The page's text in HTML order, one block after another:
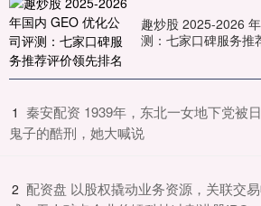
趣炒股 2025-2026
测：七家口碑服务推
1 秦安配资 1939年，东北一女地下党被
鬼子的酷刑，她大喊说
2 配资盘 以股权撬动业务资源，关联交